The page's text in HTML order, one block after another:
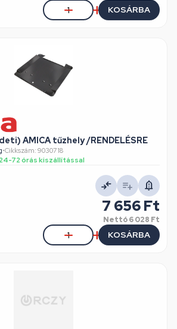
KOSÁRBA
AMICA tűzhely /RENDELÉSRE
•Cikkszám: 9030718
72 órás kiszállítással
7 656 Ft
Nettó6 028 Ft
KOSÁRBA